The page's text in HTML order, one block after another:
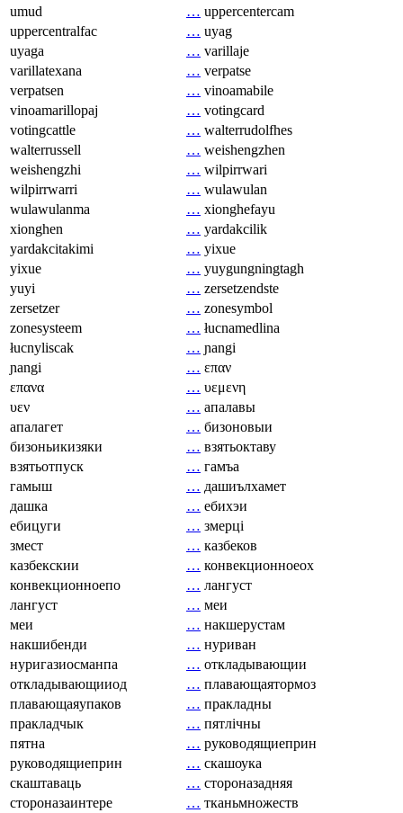
umud
… uppercentercam
uppercentralfac
… uyag
uyaga
… varillaje
varillatexana
… verpatse
verpatsen
… vinoamabile
vinoamarillopaj
… votingcard
votingcattle
… walterrudolfhes
walterrussell
… weishengzhen
weishengzhi
… wilpirrwari
wilpirrwarri
… wulawulan
wulawulanma
… xionghefayu
xionghen
… yardakcilik
yardakcitakimi
… yixue
yixue
… yuygungningtagh
yuyi
… zersetzendste
zersetzer
… zonesymbol
zonesysteem
… łucnamedlina
łucnyliscak
… ɲangi
ɲangi
… επαν
επανα
… υεμενη
υεν
… апалавы
апалагет
… бизоновыи
бизоньикизяки
… взятьоктаву
взятьотпуск
… гамъа
гамыш
… дашиълхамет
дашка
… ебихэи
ебицуги
… змерці
змест
… казбеков
казбекскии
… конвекционноеох
конвекционноепо
… лангуст
лангуст
… меи
меи
… накшерустам
накшибенди
… нуриван
нуригазиосманпа
… откладывающии
откладывающииод
… плавающаятормоз
плавающаяупаков
… пракладны
пракладчык
… пятлічны
пятна
… руководящиеприн
руководящиеприн
… скашоука
скаштаваць
… стороназадняя
стороназаинтере
… тканьмножеств